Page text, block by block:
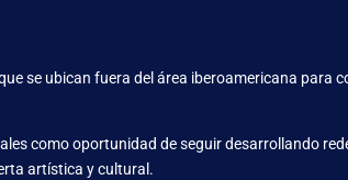
se ubican fuera del área iberoamericana para
como oportunidad de seguir desarrollando
artística y cultural.